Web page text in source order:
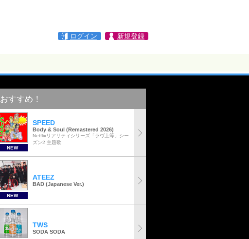
ログイン 新規登録
おすすめ！
NEW
SPEED
Body & Soul (Remastered 2026)
Netflixリアリティシリーズ「ラヴ上等」シー
ズン2 主題歌
NEW
ATEEZ
BAD (Japanese Ver.)
TWS
SODA SODA